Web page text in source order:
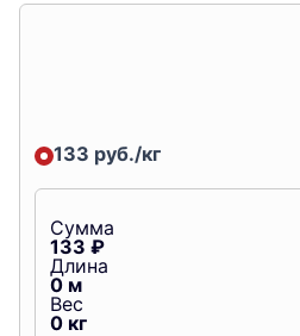
133 руб./кг
Сумма
133 ₽
Длина
0м
Вес
0 кг